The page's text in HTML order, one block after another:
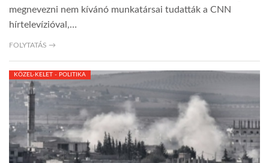
GLOBOZSARU
DOBRAVERO.HU
LATIMO.HU
GLOBOBOOK
megnevezni nem kívánó munkatársai tudatták a CNN
hírtelevízióval,…
FOLYTATÁS →
KÖZEL-KELET - POLITIKA